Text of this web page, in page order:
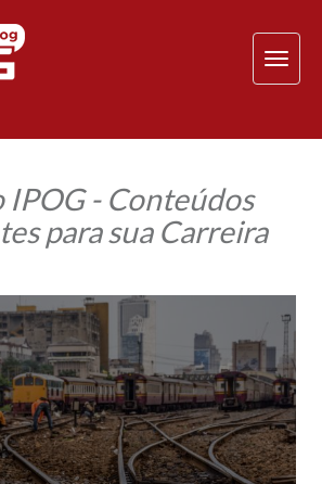
IPOG - Conteúdos
para sua Carreira